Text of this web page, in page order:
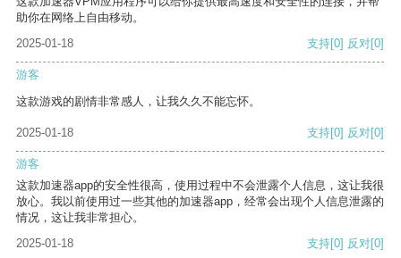
助你在网络上自由移动。
2025-01-18
支持[0] 反对[0]
游客
这款游戏的剧情非常感人，让我久久不能忘怀。
2025-01-18 支持[0] 反对[0]
游客
这款加速器app的安全性很高，使用过程中不会泄露个人信息，这让我很
放心。我以前使用过一些其他的加速器app，经常会出现个人信息泄露的
情况，这让我非常担心。
2025-01-18
支持[0] 反对[0]